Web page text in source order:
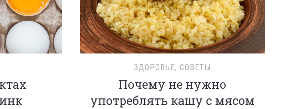
ЗДОРОВЬЕ, СОВЕТЫ
Почему не нужно
употреблять кашу с мясом